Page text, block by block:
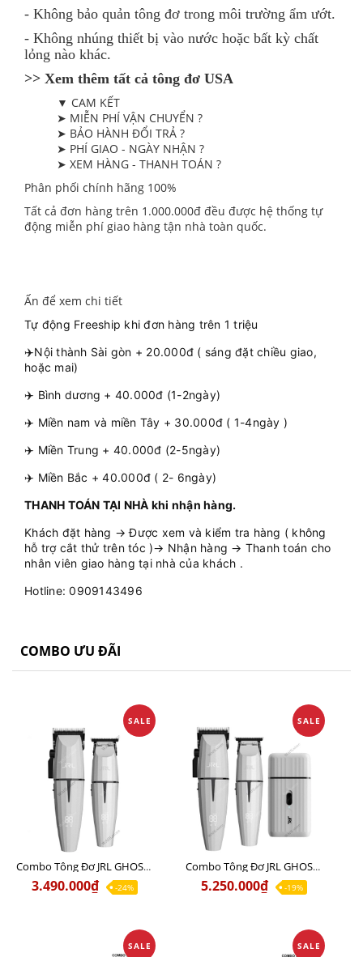
- Không bảo quản tông đơ trong môi trường ẩm ướt.
- Không nhúng thiết bị vào nước hoặc bất kỳ chất
lỏng nào khác.
>> Xem thêm tất cả tông đơ USA
▼ CAM KẾT
➤ MIỄN PHÍ VẬN CHUYỂN ?
➤ BẢO HÀNH ĐỔI TRẢ ?
➤ PHÍ GIAO - NGÀY NHẬN ?
➤ XEM HÀNG - THANH TOÁN ?
Phân phối chính hãng 100%
Tất cả đơn hàng trên 1.000.000đ đều được hệ thống tự
động miễn phí giao hàng tận nhà toàn quốc.
Ấn để xem chi tiết
Tự động Freeship khi đơn hàng trên 1 triệu
✈️Nội thành Sài gòn + 20.000đ ( sáng đặt chiều giao,
hoặc mai)
✈️ Bình dương + 40.000đ (1-2ngày)
✈️ Miền nam và miền Tây + 30.000đ ( 1-4ngày )
✈️ Miền Trung + 40.000đ (2-5ngày)
✈️ Miền Bắc + 40.000đ ( 2- 6ngày)
THANH TOÁN TẠI NHÀ khi nhận hàng.
Khách đặt hàng → Được xem và kiểm tra hàng ( không
hỗ trợ cắt thử trên tóc )→ Nhận hàng → Thanh toán cho
nhân viên giao hàng tại nhà của khách .
Hotline: 0909143496
COMBO ƯU ĐÃI
SALE
Combo Tông Đơ JRL GHOST 1 Limited Edition Chính Hãng USA
3.490.000₫ -24%
SALE
Combo Tông Đơ JRL GHOST 2 Limited Edition Chính Hãng USA
5.250.000₫ -19%
SALE SALE